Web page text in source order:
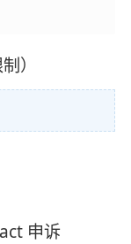
）
申诉